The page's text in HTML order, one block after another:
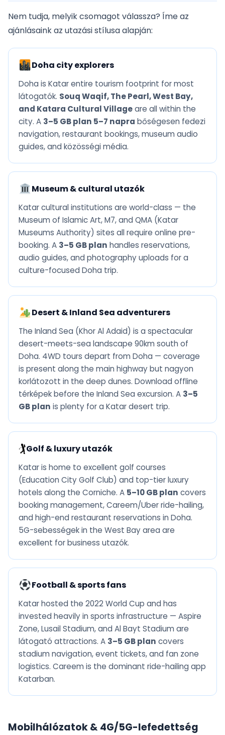
Nem tudja, melyik csomagot válassza? Íme az
ajánlásaink az utazási stílusa alapján:
Doha city explorers
Doha is Katar entire tourism footprint for most
látogatók. Souq Waqif, The Pearl, West Bay,
and Katara Cultural Villageare all within the
city. A 3–5 GB plan 5–7 napra bőségesen fedezi
navigation, restaurant bookings, museum audio
guides, and közösségi média.
Museum & cultural utazók
Katar cultural institutions are world-class — the
Museum of Islamic Art, M7, and QMA (Katar
Museums Authority) sites all require online pre-
booking. A 3–5 GB plan handles reservations,
audio guides, and photography uploads for a
culture-focused Doha trip.
Desert & Inland Sea adventurers
The Inland Sea (Khor Al Adaid) is a spectacular
desert-meets-sea landscape 90km south of
Doha. 4WD tours depart from Doha — coverage
is present along the main highway but nagyon
korlátozott in the deep dunes. Download offline
térképek before the Inland Sea excursion. A 3–5
GB plan is plenty for a Katar desert trip.
🏌️Golf & luxury utazók
Katar is home to excellent golf courses
(Education City Golf Club) and top-tier luxury
hotels along the Corniche. A 5–10 GB plan covers
booking management, Careem/Uber ride-hailing,
and high-end restaurant reservations in Doha.
5G-sebességek in the West Bay area are
excellent for business utazók.
Football & sports fans
Katar hosted the 2022 World Cup and has
invested heavily in sports infrastructure — Aspire
Zone, Lusail Stadium, and Al Bayt Stadium are
látogató attractions. A 3–5 GB plan covers
stadium navigation, event tickets, and fan zone
logistics. Careem is the dominant ride-hailing app
Katarban.
Mobilhálózatok & 4G/5G-lefedettség